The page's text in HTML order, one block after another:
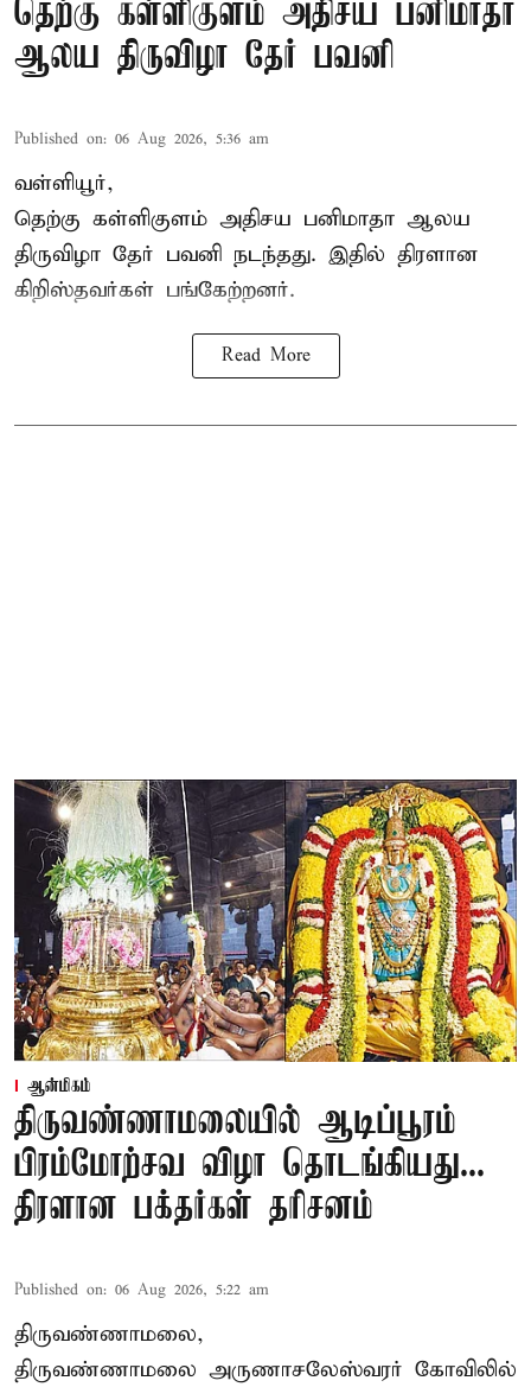
தெற்கு கள்ளிகுளம் அதிசய பனிமாதா
ஆலய திருவிழா தேர் பவனி
Published on: 06 Aug 2026, 5:36 am
வள்ளியூர்,
தெற்கு கள்ளிகுளம் அதிசய பனிமாதா ஆலய
திருவிழா தேர் பவனி நடந்தது. இதில் திரளான
கிறிஸ்தவர்கள் பங்கேற்றனர்.
Read More
ஆன்மிகம்
திருவண்ணாமலையில் ஆடிப்பூரம்
பிரம்மோற்சவ விழா தொடங்கியது...
திரளான பக்தர்கள் தரிசனம்
Published on: 06 Aug 2026, 5:22 am
திருவண்ணாமலை,
திருவண்ணாமலை அருணாசலேஸ்வரர் கோவிலில்